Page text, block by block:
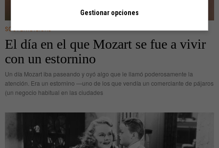
SOSTENIBILIDAD
El día en el que Mozart se fue a vivir
con un estornino
Un día Mozart iba paseando y oyó algo que le llamó poderosamente la
atención. Era un estornino —uno de los que vendía un comerciante de pájaros
(un negocio habitual en las ciudades
Gestionar opciones